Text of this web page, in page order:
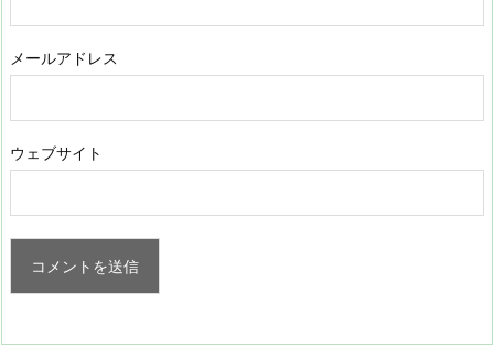
メールアドレス
ウェブサイト